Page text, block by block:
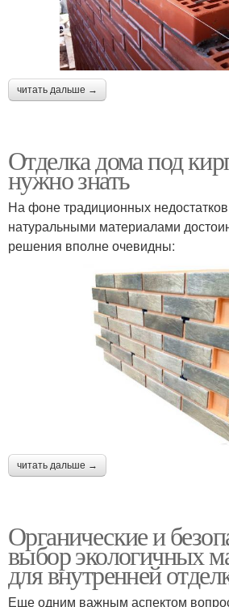
читать дальше →
Отделка дома под
нужно знать
На фоне традиционных
натуральными материалами
решения вполне очевидны:
читать дальше →
Органические и
выбор экологичных
для внутренней
Еще одним важным аспектом